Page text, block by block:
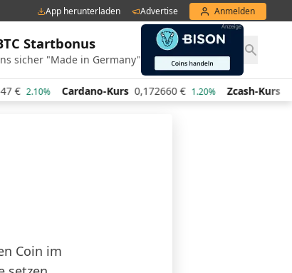
App herunterladen Advertise Anmelden
Startbonus
sicher "Made in Germany"
Cardano-Kurs 0,172660 € 1.20% Zcash-Kurs 436,62
Coin im